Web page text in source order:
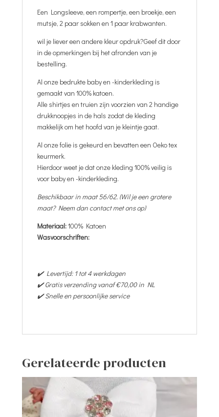
Een Longsleeve, een rompertje, een broekje, een
mutsje, 2 paar sokken en 1 paar krabwanten.
wil je liever een andere kleur opdruk?Geef dit door
in de opmerkingen bij het afronden van je
bestelling.
Al onze bedrukte baby en -kinderkleding is
gemaakt van 100% katoen.
Alle shirtjes en truien zijn voorzien van 2 handige
drukknoopjes in de hals zodat de kleding
makkelijk om het hoofd van je kleintje gaat.
Al onze folie is gekeurd en bevatten een Oeko tex
keurmerk.
Hierdoor weet je dat onze kleding 100% veilig is
voor baby en -kinderkleding.
Beschikbaar in maat 56/62. (Wil je een grotere
maat? Neem dan contact met ons op)
Materiaal:100% Katoen
Wasvoorschriften:
✔️ Levertijd: 1 tot 4 werkdagen
✔️ Gratis verzending vanaf €70,00 in NL
✔️ Snelle en persoonlijke service
Gerelateerde producten